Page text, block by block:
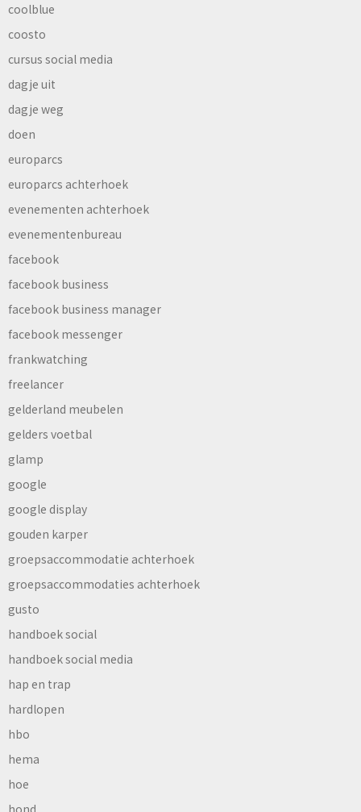
coolblue
coosto
cursus social media
dagje uit
dagje weg
doen
europarcs
europarcs achterhoek
evenementen achterhoek
evenementenbureau
facebook
facebook business
facebook business manager
facebook messenger
frankwatching
freelancer
gelderland meubelen
gelders voetbal
glamp
google
google display
gouden karper
groepsaccommodatie achterhoek
groepsaccommodaties achterhoek
gusto
handboek social
handboek social media
hap en trap
hardlopen
hbo
hema
hoe